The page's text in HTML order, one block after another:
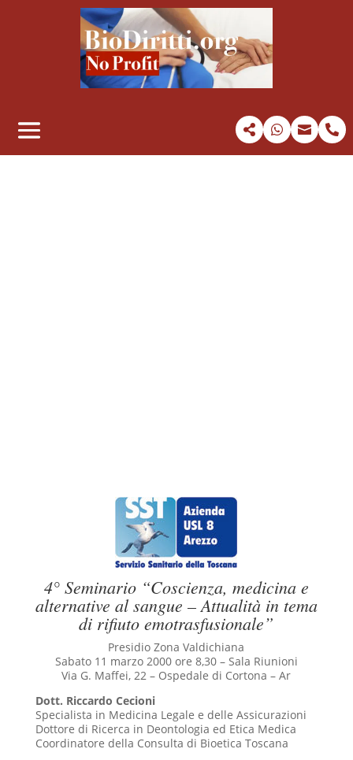
   
4° Seminario “Coscienza, medicina e
alternative al sangue –Attualità in tema
di rifiuto emotrasfusionale”
Presidio Zona Valdichiana
Sabato 11 marzo 2000 ore 8,30 – Sala Riunioni
Via G. Maffei, 22 – Ospedale di Cortona – Ar
Dott. Riccardo Cecioni
Specialista in Medicina Legale e delle Assicurazioni
Dottore di Ricerca in Deontologia ed Etica Medica
Coordinatore della Consulta di Bioetica Toscana